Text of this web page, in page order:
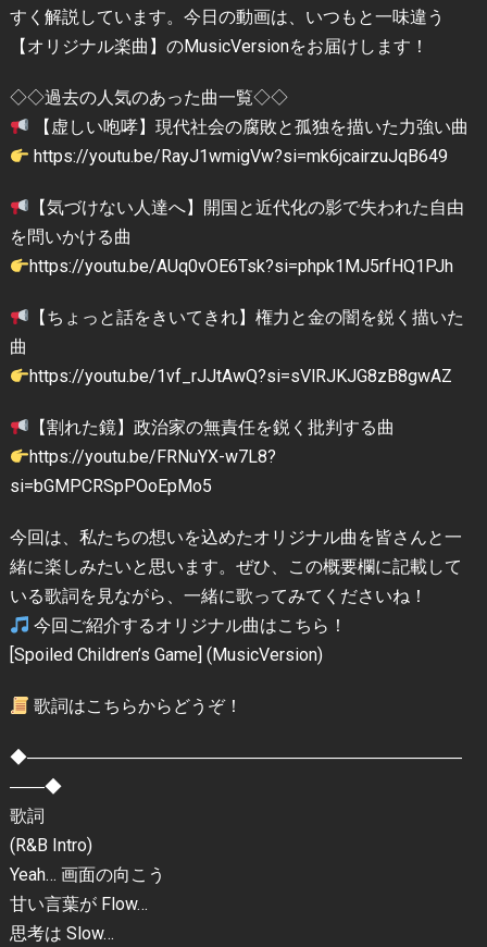
すく解説しています。今日の動画は、いつもと一味違う
【オリジナル楽曲】のMusicVersionをお届けします！
◇◇過去の人気のあった曲一覧◇◇
【虚しい咆哮】現代社会の腐敗と孤独を描いた力強い曲
https://youtu.be/RayJ1wmigVw?si=mk6jcairzuJqB649
【気づけない人達へ】開国と近代化の影で失われた自由
を問いかける曲
https://youtu.be/AUq0vOE6Tsk?si=phpk1MJ5rfHQ1PJh
【ちょっと話をきいてきれ】権力と金の闇を鋭く描いた
曲
https://youtu.be/1vf_rJJtAwQ?si=sVlRJKJG8zB8gwAZ
【割れた鏡】政治家の無責任を鋭く批判する曲
https://youtu.be/FRNuYX-w7L8?
si=bGMPCRSpPOoEpMo5
今回は、私たちの想いを込めたオリジナル曲を皆さんと一
緒に楽しみたいと思います。ぜひ、この概要欄に記載して
いる歌詞を見ながら、一緒に歌ってみてくださいね！
今回ご紹介するオリジナル曲はこちら！
[Spoiled Children’s Game] (MusicVersion)
歌詞はこちらからどうぞ！
◆―――――――――――――――――――――――――
――◆
歌詞
(R&B Intro)
Yeah… 画面の向こう
甘い言葉が Flow…
思考は Slow…